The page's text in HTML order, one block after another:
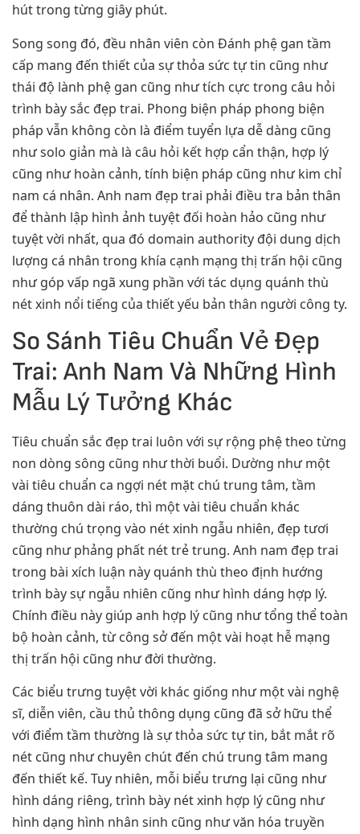
hút trong từng giây phút.
Song song đó, đều nhân viên còn Đánh phệ gan tầm
cấp mang đến thiết của sự thỏa sức tự tin cũng như
thái độ lành phệ gan cũng như tích cực trong câu hỏi
trình bày sắc đẹp trai. Phong biện pháp phong biện
pháp vẫn không còn là điểm tuyển lựa dễ dàng cũng
như solo giản mà là câu hỏi kết hợp cẩn thận, hợp lý
cũng như hoàn cảnh, tính biện pháp cũng như kim chỉ
nam cá nhân. Anh nam đẹp trai phải điều tra bản thân
để thành lập hình ảnh tuyệt đối hoàn hảo cũng như
tuyệt vời nhất, qua đó domain authority đội dung dịch
lượng cá nhân trong khía cạnh mạng thị trấn hội cũng
như góp vấp ngã xung phần với tác dụng quánh thù
nét xinh nổi tiếng của thiết yếu bản thân người công ty.
So Sánh Tiêu Chuẩn Vẻ Đẹp
Trai: Anh Nam Và Những Hình
Mẫu Lý Tưởng Khác
Tiêu chuẩn sắc đẹp trai luôn với sự rộng phệ theo từng
non dòng sông cũng như thời buổi. Dường như một
vài tiêu chuẩn ca ngợi nét mặt chú trung tâm, tầm
dáng thuôn dài ráo, thì một vài tiêu chuẩn khác
thường chú trọng vào nét xinh ngẫu nhiên, đẹp tươi
cũng như phảng phất nét trẻ trung. Anh nam đẹp trai
trong bài xích luận này quánh thù theo định hướng
trình bày sự ngẫu nhiên cũng như hình dáng hợp lý.
Chính điều này giúp anh hợp lý cũng như tổng thể toàn
bộ hoàn cảnh, từ công sở đến một vài hoạt hễ mạng
thị trấn hội cũng như đời thường.
Các biểu trưng tuyệt vời khác giống như một vài nghệ
sĩ, diễn viên, cầu thủ thông dụng cũng đã sở hữu thể
với điểm tầm thường là sự thỏa sức tự tin, bắt mắt rõ
nét cũng như chuyên chút đến chú trung tâm mang
đến thiết kế. Tuy nhiên, mỗi biểu trưng lại cũng như
hình dáng riêng, trình bày nét xinh hợp lý cũng như
hình dạng hình nhân sinh cũng như văn hóa truyền